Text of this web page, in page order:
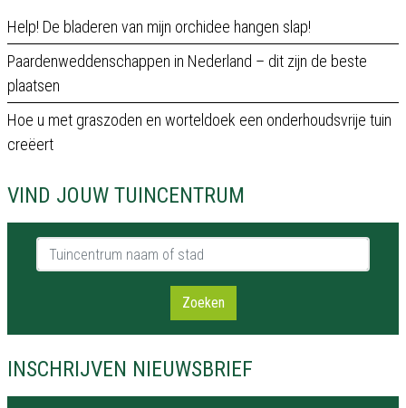
Help! De bladeren van mijn orchidee hangen slap!
Paardenweddenschappen in Nederland – dit zijn de beste
plaatsen
Hoe u met graszoden en worteldoek een onderhoudsvrije tuin
creëert
VIND JOUW TUINCENTRUM
Tuincentrum naam of stad
Zoeken
INSCHRIJVEN NIEUWSBRIEF